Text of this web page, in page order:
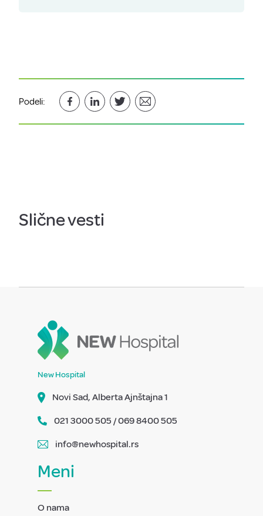
Podeli:
Slične vesti
New Hospital
Novi Sad, Alberta Ajnštajna 1
021 3000 505 / 069 8400 505
info@newhospital.rs
Meni
O nama